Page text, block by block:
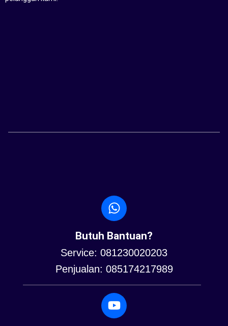
Butuh Bantuan?
Service: 081230020203
Penjualan: 085174217989